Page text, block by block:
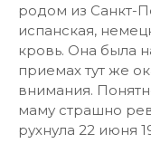
родом из Санкт-
испанская,
кровь. Она была
приемах тут же
внимания.
маму страшно
рухнула 22 июня